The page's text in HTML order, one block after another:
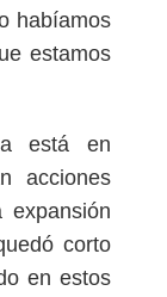
habíamos
estamos
está en
acciones
expansión
corto
en estos